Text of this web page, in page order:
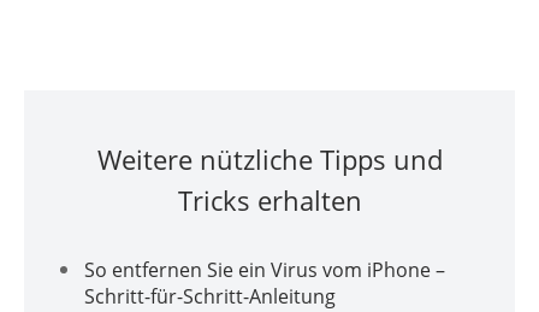
Weitere nützliche Tipps und
Tricks erhalten
So entfernen Sie ein Virus vom iPhone –
Schritt-für-Schritt-Anleitung